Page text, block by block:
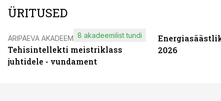
ÜRITUSED
ÄRIPÄEVA AKADEEMIA
Tehisintellekti meistriklass
juhtidele - vundament
8 akadeemilist tundi
2026